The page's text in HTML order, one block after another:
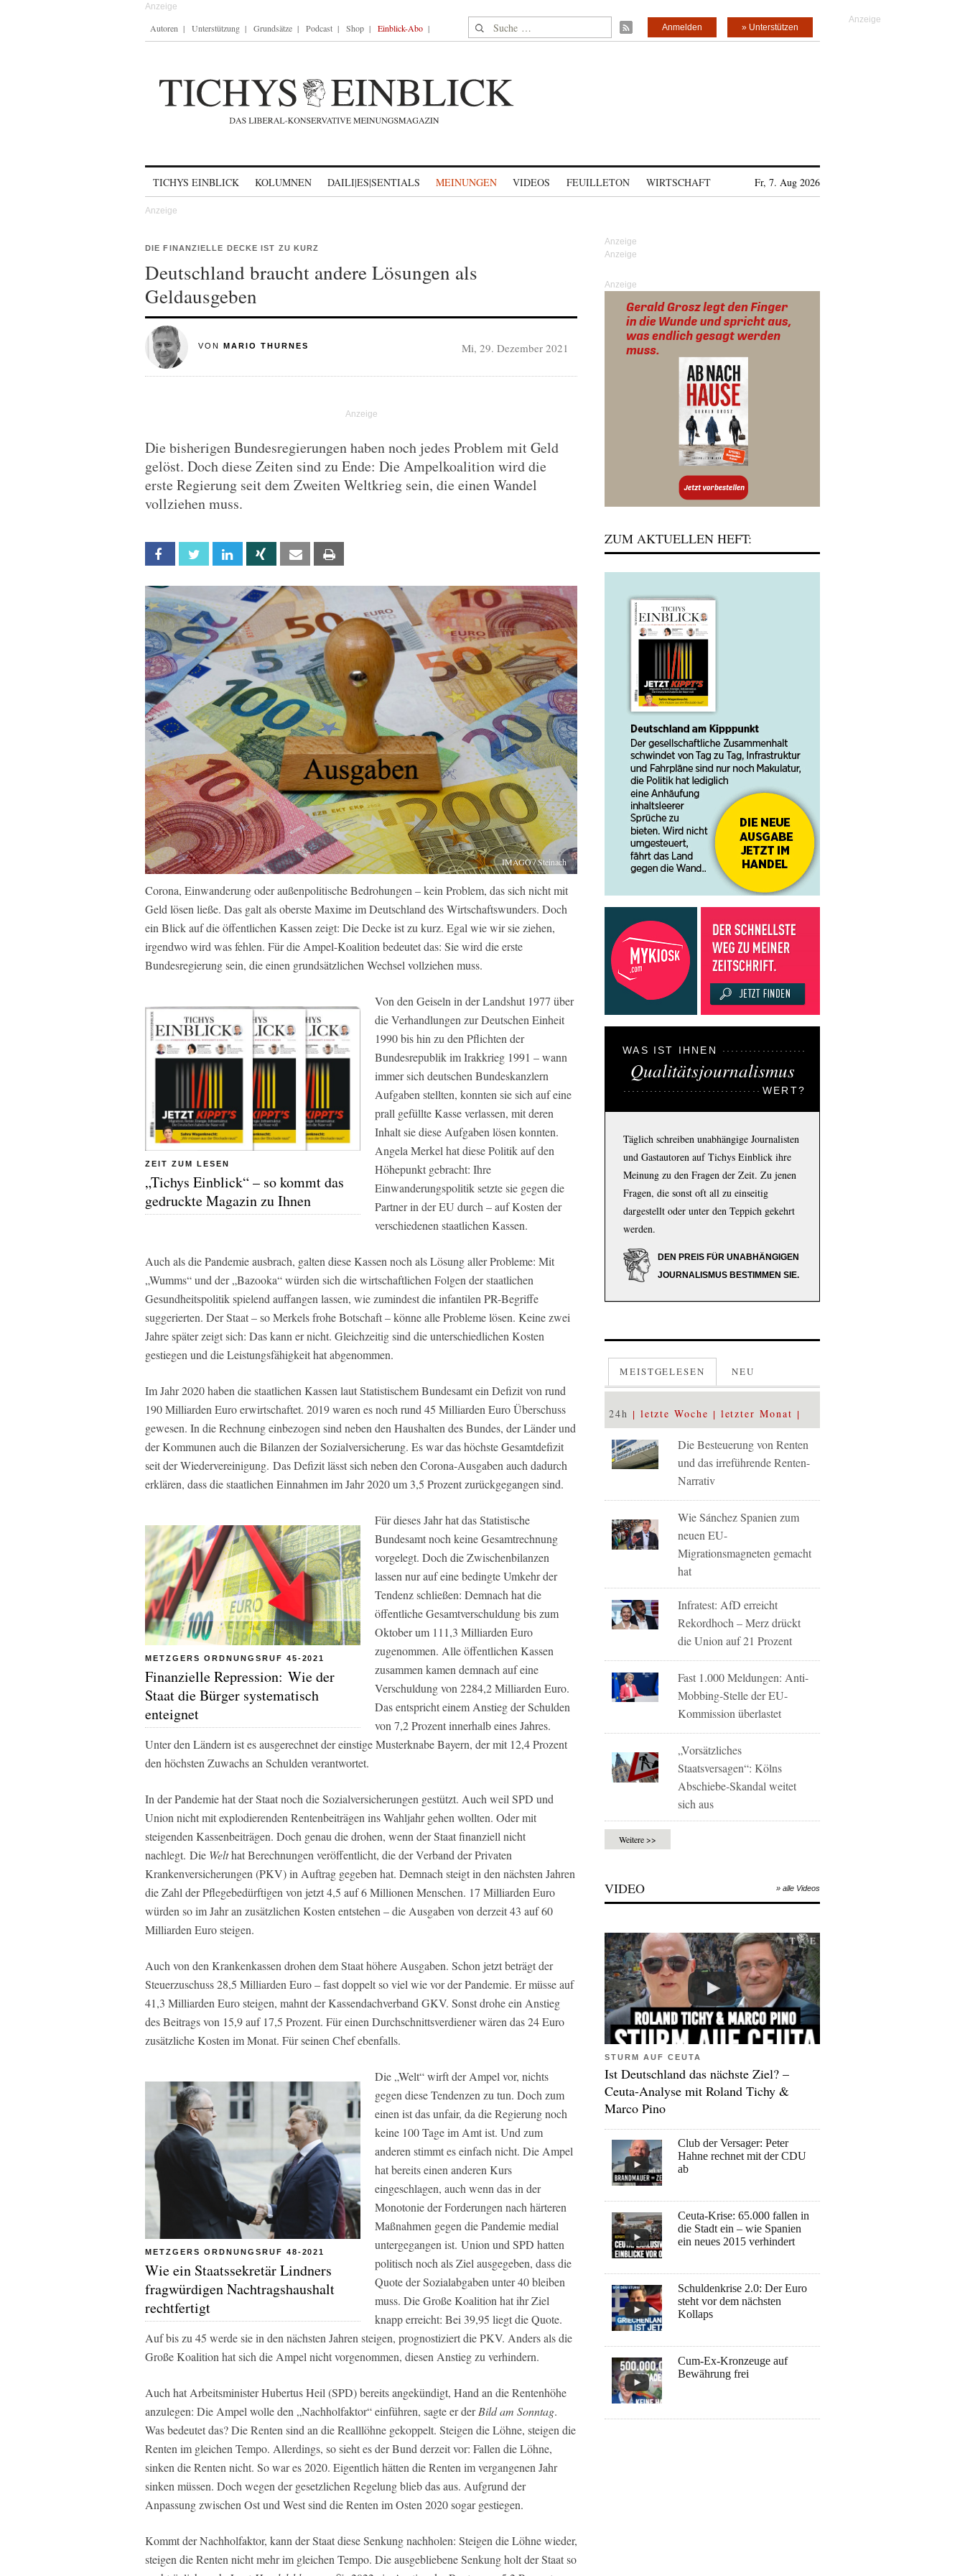
Autoren Unterstützung Grundsätze Podcast Shop Einblick-Abo Suche nach: » Unterstützen
Anmelden
TICHYS EINBLICK KOLUMNEN DAILI|ES|SENTIALS MEINUNGEN VIDEOS FEUILLETON WIRTSCHAFT Fr, 7. Aug 2026
DIE FINANZIELLE DECKE IST ZU KURZ
Deutschland braucht andere Lösungen als
Geldausgeben
VON MARIO THURNES Mi, 29. Dezember 2021
Die bisherigen Bundesregierungen haben noch jedes Problem mit Geld
gelöst. Doch diese Zeiten sind zu Ende: Die Ampelkoalition wird die
erste Regierung seit dem Zweiten Weltkrieg sein, die einen Wandel
vollziehen muss.
Facebook Twitter Linkedin Xing Email
IMAGO / Steinach
Corona, Einwanderung oder außenpolitische Bedrohungen – kein Problem, das sich nicht mit
Geld lösen ließe. Das galt als oberste Maxime im Deutschland des Wirtschaftswunders. Doch
ein Blick auf die öffentlichen Kassen zeigt: Die Decke ist zu kurz. Egal wie wir sie ziehen,
irgendwo wird was fehlen. Für die Ampel-Koalition bedeutet das: Sie wird die erste
Bundesregierung sein, die einen grundsätzlichen Wechsel vollziehen muss.
ZEIT ZUM LESEN
„Tichys Einblick“ – so kommt das
gedruckte Magazin zu Ihnen
Von den Geiseln in der Landshut 1977 über
die Verhandlungen zur Deutschen Einheit
1990 bis hin zu den Pflichten der
Bundesrepublik im Irakkrieg 1991 – wann
immer sich deutschen Bundeskanzlern
Aufgaben stellten, konnten sie sich auf eine
prall gefüllte Kasse verlassen, mit deren
Inhalt sie diese Aufgaben lösen konnten.
Angela Merkel hat diese Politik auf den
Höhepunkt gebracht: Ihre
Einwanderungspolitik setzte sie gegen die
Partner in der EU durch – auf Kosten der
verschiedenen staatlichen Kassen.
Auch als die Pandemie ausbrach, galten diese Kassen noch als Lösung aller Probleme: Mit
„Wumms“ und der „Bazooka“ würden sich die wirtschaftlichen Folgen der staatlichen
Gesundheitspolitik spielend auffangen lassen, wie zumindest die infantilen PR-Begriffe
suggerierten. Der Staat – so Merkels frohe Botschaft – könne alle Probleme lösen. Keine zwei
Jahre später zeigt sich: Das kann er nicht. Gleichzeitig sind die unterschiedlichen Kosten
gestiegen und die Leistungsfähigkeit hat abgenommen.
Im Jahr 2020 haben die staatlichen Kassen laut Statistischem Bundesamt ein Defizit von rund
190 Milliarden Euro erwirtschaftet. 2019 waren es noch rund 45 Milliarden Euro Überschuss
gewesen. In die Rechnung einbezogen sind neben den Haushalten des Bundes, der Länder und
der Kommunen auch die Bilanzen der Sozialversicherung. Es war das höchste Gesamtdefizit
seit der Wiedervereinigung. Das Defizit lässt sich neben den Corona-Ausgaben auch dadurch
erklären, dass die staatlichen Einnahmen im Jahr 2020 um 3,5 Prozent zurückgegangen sind.
METZGERS ORDNUNGSRUF 45-2021
Finanzielle Repression: Wie der
Staat die Bürger systematisch
enteignet
Für dieses Jahr hat das Statistische
Bundesamt noch keine Gesamtrechnung
vorgelegt. Doch die Zwischenbilanzen
lassen nur auf eine bedingte Umkehr der
Tendenz schließen: Demnach hat die
öffentliche Gesamtverschuldung bis zum
Oktober um 111,3 Milliarden Euro
zugenommen. Alle öffentlichen Kassen
zusammen kamen demnach auf eine
Verschuldung von 2284,2 Milliarden Euro.
Das entspricht einem Anstieg der Schulden
von 7,2 Prozent innerhalb eines Jahres.
Unter den Ländern ist es ausgerechnet der einstige Musterknabe Bayern, der mit 12,4 Prozent
den höchsten Zuwachs an Schulden verantwortet.
In der Pandemie hat der Staat noch die Sozialversicherungen gestützt. Auch weil SPD und
Union nicht mit explodierenden Rentenbeiträgen ins Wahljahr gehen wollten. Oder mit
steigenden Kassenbeiträgen. Doch genau die drohen, wenn der Staat finanziell nicht
nachlegt. Die Welthat Berechnungen veröffentlicht, die der Verband der Privaten
Krankenversicherungen (PKV) in Auftrag gegeben hat. Demnach steigt in den nächsten Jahren
die Zahl der Pflegebedürftigen von jetzt 4,5 auf 6 Millionen Menschen. 17 Milliarden Euro
würden so im Jahr an zusätzlichen Kosten entstehen – die Ausgaben von derzeit 43 auf 60
Milliarden Euro steigen.
Auch von den Krankenkassen drohen dem Staat höhere Ausgaben. Schon jetzt beträgt der
Steuerzuschuss 28,5 Milliarden Euro – fast doppelt so viel wie vor der Pandemie. Er müsse auf
41,3 Milliarden Euro steigen, mahnt der Kassendachverband GKV. Sonst drohe ein Anstieg
des Beitrags von 15,9 auf 17,5 Prozent. Für einen Durchschnittsverdiener wären das 24 Euro
zusätzliche Kosten im Monat. Für seinen Chef ebenfalls.
METZGERS ORDNUNGSRUF 48-2021
Wie ein Staatssekretär Lindners
fragwürdigen Nachtragshaushalt
rechtfertigt
Die „Welt“wirft der Ampel vor, nichts
gegen diese Tendenzen zu tun. Doch zum
einen ist das unfair, da die Regierung noch
keine 100 Tage im Amt ist. Und zum
anderen stimmt es einfach nicht. Die Ampel
hat bereits einen anderen Kurs
eingeschlagen, auch wenn das in der
Monotonie der Forderungen nach härteren
Maßnahmen gegen die Pandemie medial
untergegangen ist. Union und SPD hatten
politisch noch als Ziel ausgegeben, dass die
Quote der Sozialabgaben unter 40 bleiben
muss. Die Große Koalition hat ihr Ziel
knapp erreicht: Bei 39,95 liegt die Quote.
Auf bis zu 45 werde sie in den nächsten Jahren steigen, prognostiziert die PKV. Anders als die
Große Koalition hat sich die Ampel nicht vorgenommen, diesen Anstieg zu verhindern.
Auch hat Arbeitsminister Hubertus Heil (SPD) bereits angekündigt, Hand an die Rentenhöhe
anzulegen: Die Ampel wolle den „Nachholfaktor“ einführen, sagte er derBild am Sonntag.
Was bedeutet das? Die Renten sind an die Realllöhne gekoppelt. Steigen die Löhne, steigen die
Renten im gleichen Tempo. Allerdings, so sieht es der Bund derzeit vor: Fallen die Löhne,
sinken die Renten nicht. So war es 2020. Eigentlich hätten die Renten im vergangenen Jahr
sinken müssen. Doch wegen der gesetzlichen Regelung blieb das aus. Aufgrund der
Anpassung zwischen Ost und West sind die Renten im Osten 2020 sogar gestiegen.
Kommt der Nachholfaktor, kann der Staat diese Senkung nachholen: Steigen die Löhne wieder,
steigen die Renten nicht mehr im gleichen Tempo. Die ausgebliebene Senkung holt der Staat so
Anzeige
ZUM AKTUELLEN HEFT:
WAS IST IHNEN
Qualitätsjournalismus
WERT?
Täglich schreiben unabhängige Journalisten
und Gastautoren auf Tichys Einblick ihre
Meinung zu den Fragen der Zeit. Zu jenen
Fragen, die sonst oft all zu einseitig
dargestellt oder unter den Teppich gekehrt
werden.
DEN PREIS FÜR UNABHÄNGIGEN
JOURNALISMUS BESTIMMEN SIE.
MEISTGELESEN NEU
24h letzte Woche letzter Monat
Die Besteuerung von Renten
und das irreführende Renten-
Narrativ
Wie Sánchez Spanien zum
neuen EU-
Migrationsmagneten gemacht
hat
Infratest: AfD erreicht
Rekordhoch – Merz drückt
die Union auf 21 Prozent
Fast 1.000 Meldungen: Anti-
Mobbing-Stelle der EU-
Kommission überlastet
„Vorsätzliches
Staatsversagen“: Kölns
Abschiebe-Skandal weitet
sich aus
Weitere >>
VIDEO » alle Videos
STURM AUF CEUTA
Ist Deutschland das nächste Ziel? –
Ceuta-Analyse mit Roland Tichy &
Marco Pino
Club der Versager: Peter
Hahne rechnet mit der CDU
ab
Ceuta-Krise: 65.000 fallen in
die Stadt ein – wie Spanien
ein neues 2015 verhindert
Schuldenkrise 2.0: Der Euro
steht vor dem nächsten
Kollaps
Cum-Ex-Kronzeuge auf
Bewährung frei